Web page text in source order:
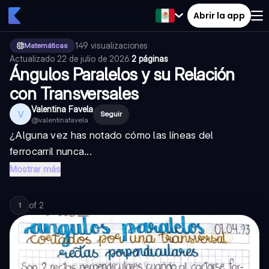
Abrir la app
Matemáticas 149 visualizaciones·
Actualizado 22 de julio de 2026·2 páginas
Ángulos Paralelos y su Relación
con Transversales
V Valentina Favela
@valentinafavela
Seguir
¿Alguna vez has notado cómo las líneas del
ferrocarril nunca...
Mostrar más
1 of 2